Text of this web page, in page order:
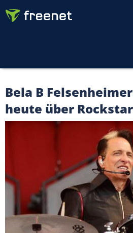
Bela B
heute über